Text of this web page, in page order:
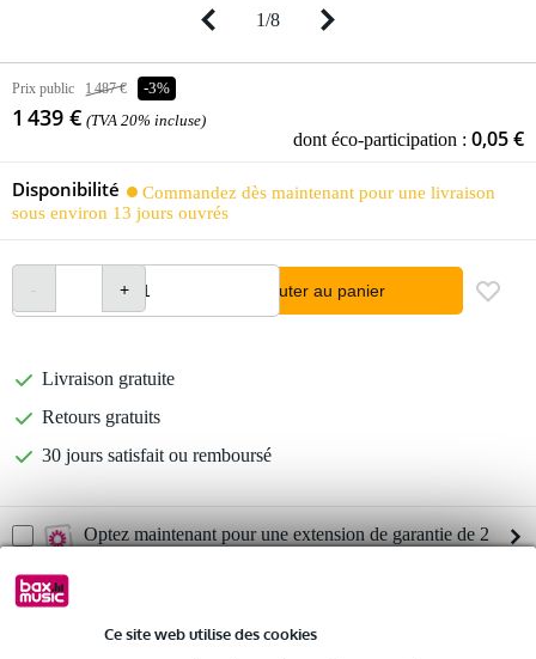
Ce site web utilise des cookies
1/8
Prix public 1 487 € -3%
1 439 € (TVA 20% incluse)
dont éco-participation : 0,05 €
Disponibilité
Commandez dès maintenant pour une livraison
sous environ 13 jours ouvrés
Ajouter au panier
Livraison gratuite
Retours gratuits
30 jours satisfait ou remboursé
Optez maintenant pour une extension de garantie de 2
ans et profitez de plus d'avantages exclusifs !